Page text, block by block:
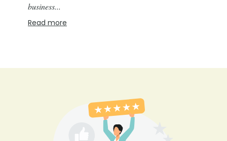
business...
Read more